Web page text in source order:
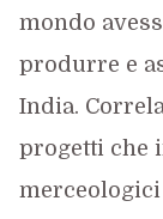
mondo
produrre e
India.
progetti che